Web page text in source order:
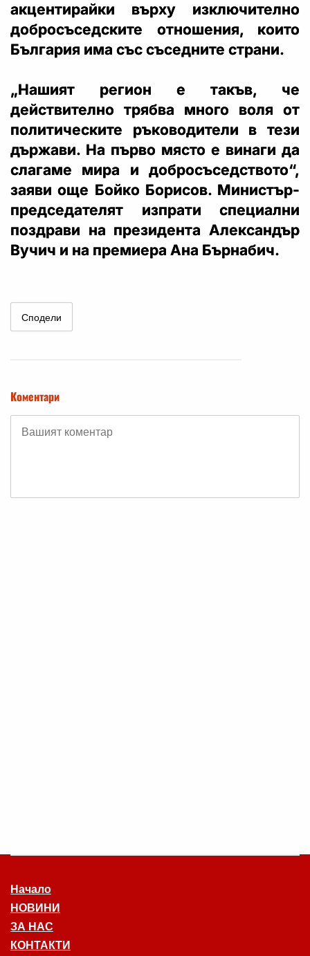
акцентирайки върху изключително
добросъседските отношения, които
България има със съседните страни.
„Нашият регион е такъв, че
действително трябва много воля от
политическите ръководители в тези
държави. На първо място е винаги да
слагаме мира и добросъседството“,
заяви още Бойко Борисов. Министър-
председателят изпрати специални
поздрави на президента Александър
Вучич и на премиера Ана Бърнабич.
Сподели
Коментари
Начало
НОВИНИ
ЗА НАС
КОНТАКТИ